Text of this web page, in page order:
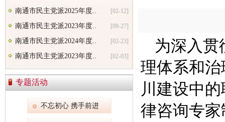
南通市民主党派2025年度.. [02-12]
南通市民主党派2023年度.. [09-27]
南通市民主党派2024年度.. [02-23]
南通市民主党派2023年度.. [02-03]
专题活动
不忘初心 携手前进
为深入贯
理体系和
川建设中
律咨询专